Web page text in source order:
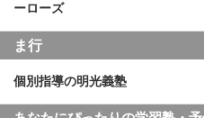
ーローズ
ま行
個別指導の明光義塾